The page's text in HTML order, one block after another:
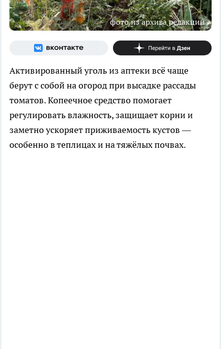
фото из архива редакции
Активированный уголь из аптеки всё чаще
берут с собой на огород при высадке рассады
томатов. Копеечное средство помогает
регулировать влажность, защищает корни и
заметно ускоряет приживаемость кустов —
особенно в теплицах и на тяжёлых почвах.